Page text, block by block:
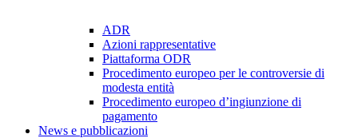
ADR
Azioni rappresentative
Piattaforma ODR
Procedimento europeo per le controversie di
modesta entità
Procedimento europeo d’ingiunzione di
pagamento
News e pubblicazioni